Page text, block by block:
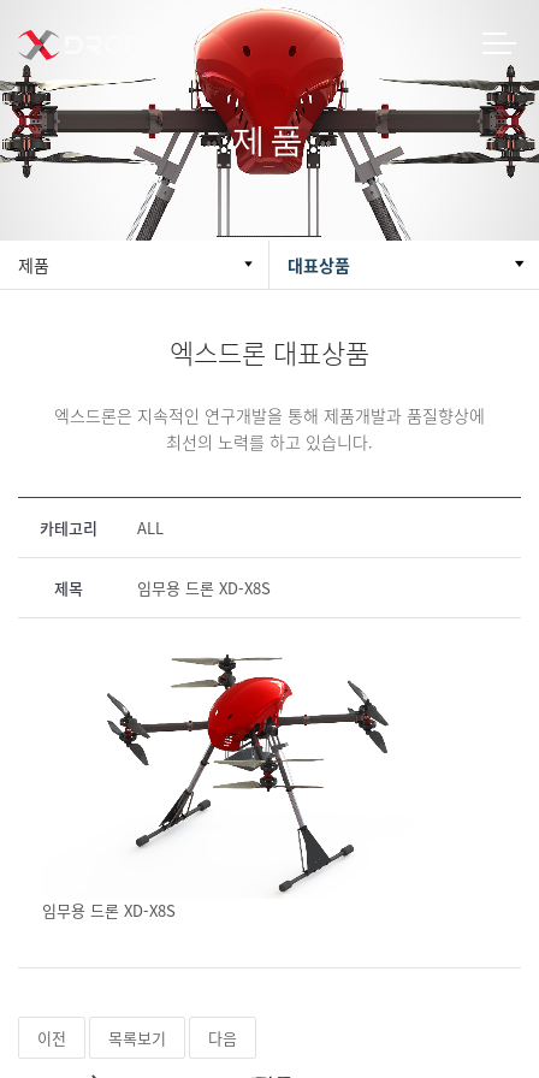
제품
제품 대표상품
엑스드론 대표상품
엑스드론은 지속적인 연구개발을 통해 제품개발과 품질향상에
최선의 노력를 하고 있습니다.
카테고리 ALL
제목 임무용 드론 XD-X8S
임무용 드론 XD-X8S
이전 목록보기 다음